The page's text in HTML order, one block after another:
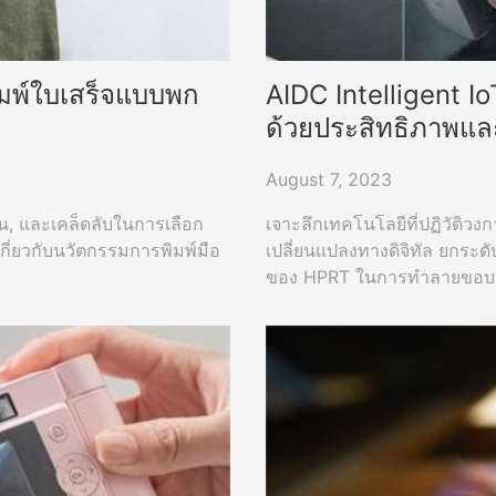
พ์ใบเสร็จแบบพก
และเคล็ดลับในการเลือก
ยวกับนวัตกรรมการพิมพ์มือ
AIDC Intelligent
ด้วยประสิทธิภาพแ
August 7, 2023
เจาะลึกเทคโนโลยีที่ปฏิวัติวง
เปลี่ยนแปลงทางดิจิทัล ยกระ
ของ HPRT ในการทำลายขอ